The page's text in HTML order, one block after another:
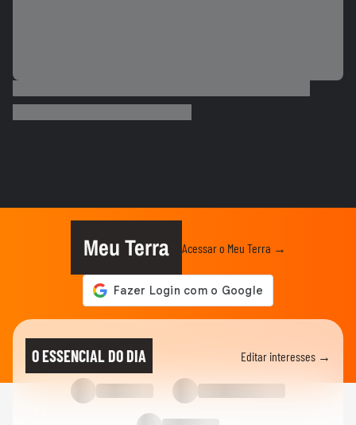
e 'lustra' taça da Copa...
Lamine Yamal manda recado a Paredes
após agressão a Gavi na final...
Adolescente morre após fonte desabar
durante comemoração do título...
COPA DO MUNDO DA FIFA 2026
Torcedores argentinos entram em
confronto com a PM no RJ após...
Meu Terra Acessar o Meu Terra →
O ESSENCIAL DO DIA Editar interesses →